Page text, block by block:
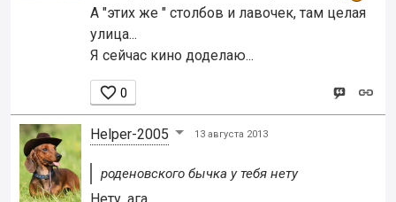
А "этих же " столбов и лавочек, там целая
улица...
Я сейчас кино доделаю...
 0
Helper-2005 13 августа 2013
роденовского бычка у тебя нету